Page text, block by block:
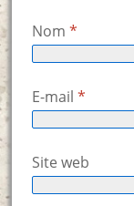
Nom *
E-mail *
Site web